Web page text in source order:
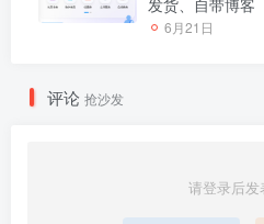
发货、自带博客
6月21日
评论 抢沙发
请登录后发